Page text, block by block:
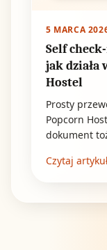
5 MARCA
Self
jak działa
Hostel
Prosty
Popcorn
dokument
Czytaj